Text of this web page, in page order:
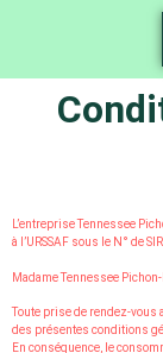
L’entreprise Tennessee
à l’URSSAF sous le N° de
Madame Tennessee
Toute prise de rendez-vous
des présentes conditions
En conséquence, le